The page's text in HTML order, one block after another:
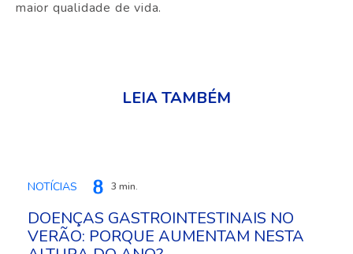
maior qualidade de vida.
LEIA TAMBÉM
NOTÍCIAS 3 min.
DOENÇAS GASTROINTESTINAIS NO
VERÃO: PORQUE AUMENTAM NESTA